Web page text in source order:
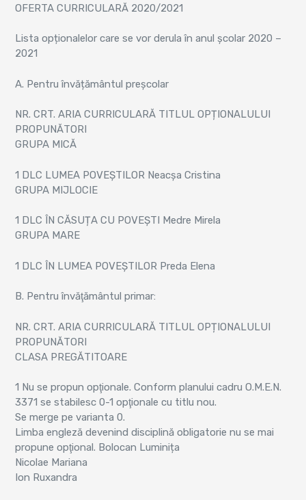
OFERTA CURRICULARĂ 2020/2021
Lista opționalelor care se vor derula în anul școlar 2020 –
2021
A. Pentru învățământul preșcolar
NR. CRT. ARIA CURRICULARĂ TITLUL OPȚIONALULUI
PROPUNĂTORI
GRUPA MICĂ
1 DLC LUMEA POVEȘTILOR Neacșa Cristina
GRUPA MIJLOCIE
1 DLC ÎN CĂSUȚA CU POVEȘTI Medre Mirela
GRUPA MARE
1 DLC ÎN LUMEA POVEȘTILOR Preda Elena
B. Pentru învăţământul primar:
NR. CRT. ARIA CURRICULARĂ TITLUL OPȚIONALULUI
PROPUNĂTORI
CLASA PREGĂTITOARE
1 Nu se propun opţionale. Conform planului cadru O.M.E.N.
3371 se stabilesc 0-1 opţionale cu titlu nou.
Se merge pe varianta 0.
Limba engleză devenind disciplină obligatorie nu se mai
propune opţional. Bolocan Luminița
Nicolae Mariana
Ion Ruxandra